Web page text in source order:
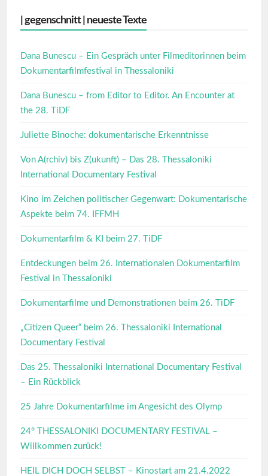
| gegenschnitt | neueste Texte
Dana Bunescu – Ein Gespräch unter Filmeditorinnen beim
Dokumentarfilmfestival in Thessaloniki
Dana Bunescu – from Editor to Editor. An Encounter at
the 28. TiDF
Juliette Binoche: dokumentarische Erkenntnisse
Von A(rchiv) bis Z(ukunft) – Das 28. Thessaloniki
International Documentary Festival
Kino im Zeichen politischer Gegenwart: Dokumentarische
Aspekte beim 74. IFFMH
Dokumentarfilm & KI beim 27. TiDF
Entdeckungen beim 26. Internationalen Dokumentarfilm
Festival in Thessaloniki
Dokumentarfilme und Demonstrationen beim 26. TiDF
„Citizen Queer“ beim 26. Thessaloniki International
Documentary Festival
Das 25. Thessaloniki International Documentary Festival
– Ein Rückblick
25 Jahre Dokumentarfilme im Angesicht des Olymp
24° THESSALONIKI DOCUMENTARY FESTIVAL –
Willkommen zurück!
HEIL DICH DOCH SELBST – Kinostart am 21.4.2022